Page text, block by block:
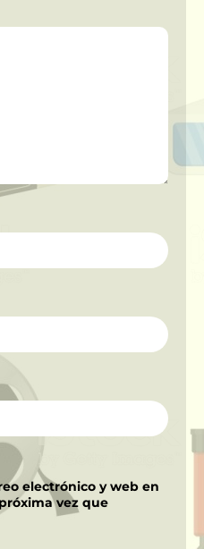
electrónico y web en
vez que